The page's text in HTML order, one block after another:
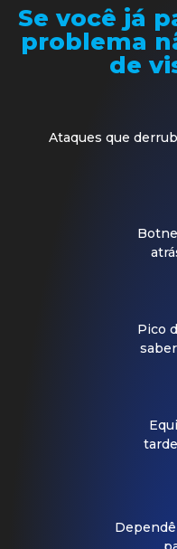
Se você já
problema
de
Ataques que
Pico